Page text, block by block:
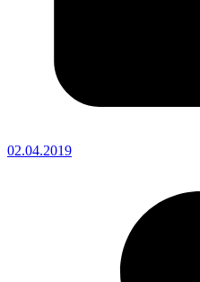
02.04.2019